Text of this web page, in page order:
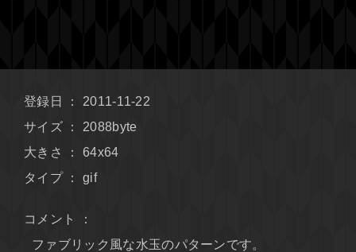
登録日 ： 2011-11-22
サイズ ： 2088byte
大きさ ： 64x64
タイプ ： gif
コメント ：
ファブリック風な水玉のパターンです。